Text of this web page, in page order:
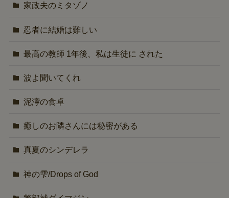
家政夫のミタゾノ
忍者に結婚は難しい
最高の教師 1年後、私は生徒に された
波よ聞いてくれ
泥濘の食卓
癒しのお隣さんには秘密がある
真夏のシンデレラ
神の雫/Drops of God